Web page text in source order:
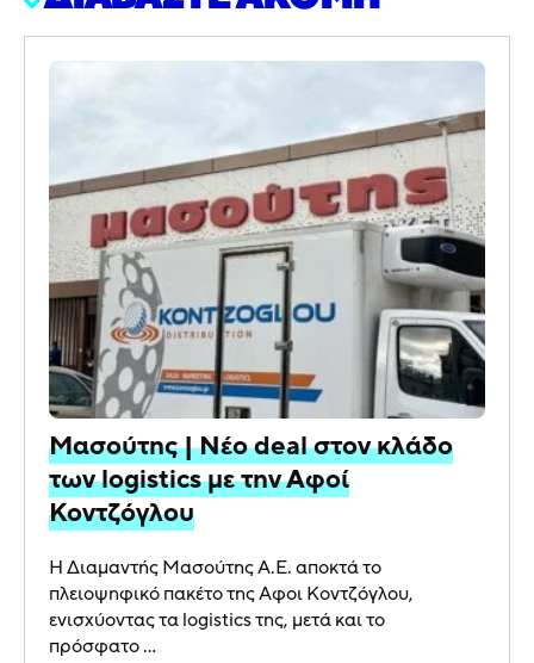
Μασούτης | Νέο deal στον κλάδο
των logistics με την Αφοί
Κοντζόγλου
Η Διαμαντής Μασούτης Α.Ε. αποκτά το
πλειοψηφικό πακέτο της Αφοι Κοντζόγλου,
ενισχύοντας τα logistics της, μετά και το
πρόσφατο ...